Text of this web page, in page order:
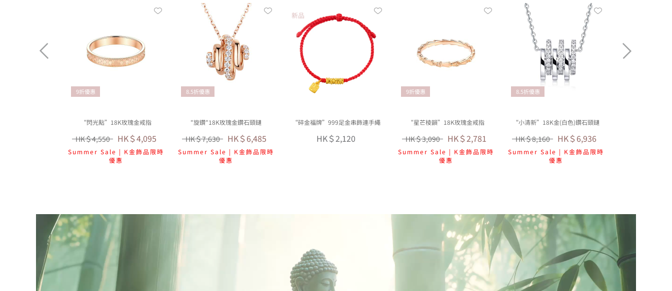
9折優惠
“閃光點”18K玫瑰金戒指
HK＄4,550 HK＄4,095
Summer Sale | K金飾品限時
優惠
8.5折優惠
"旋鑽"18K玫瑰金鑽石頸鏈
HK＄7,630 HK＄6,485
Summer Sale | K金飾品限時
優惠
新品
“碎金福牌”999足金串飾連手繩
HK＄2,120
9折優惠
“星芒棱韻”18K玫瑰金戒指
HK＄3,090 HK＄2,781
Summer Sale | K金飾品限時
優惠
8.5折優惠
“小清新”18K金(白色)鑽石頸鏈
HK＄8,160 HK＄6,936
Summer Sale | K金飾品限時
優惠